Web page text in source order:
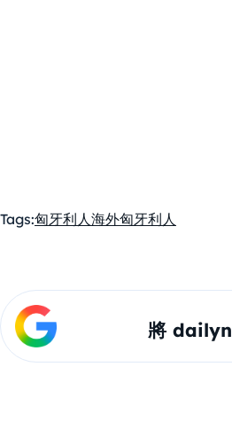
Tags:匈牙利人海外匈牙利人
將